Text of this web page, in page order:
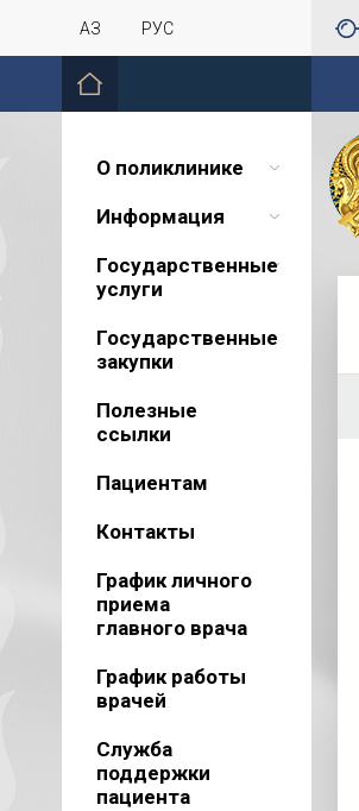
ҚАЗ РУС
О поликлинике
Информация
Государственные
услуги
Государственные
закупки
Полезные
ссылки
Пациентам
Контакты
График личного
приема
главного врача
График работы
врачей
Служба
поддержки
пациента